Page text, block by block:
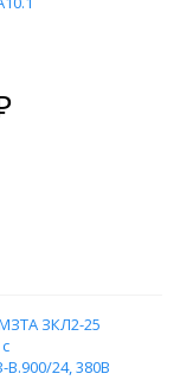
ЗКЛ2-25
24, 380В